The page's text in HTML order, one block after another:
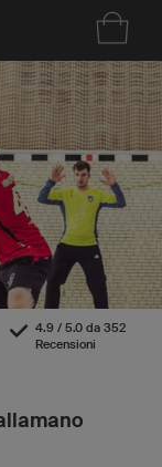
4.9 / 5.0 da 352
Recensioni